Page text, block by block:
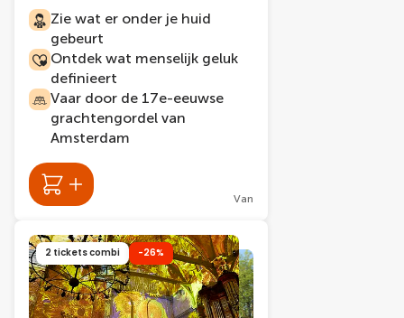
Zie wat er onder je huid
gebeurt
Ontdek wat menselijk geluk
definieert
Vaar door de 17e-eeuwse
grachtengordel van
Amsterdam
Van
2 tickets combi -26%